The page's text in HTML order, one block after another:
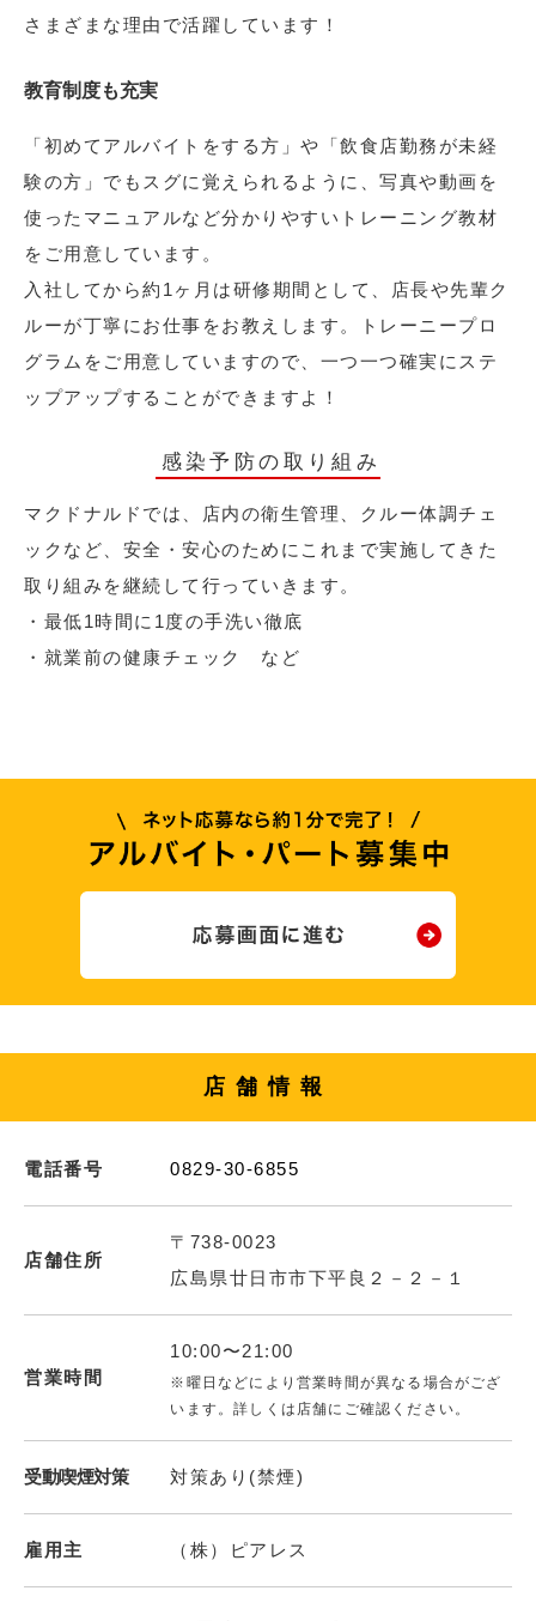
さまざまな理由で活躍しています！
教育制度も充実
「初めてアルバイトをする方」や「飲食店勤務が未経
験の方」でもスグに覚えられるように、写真や動画を
使ったマニュアルなど分かりやすいトレーニング教材
をご用意しています。
入社してから約1ヶ月は研修期間として、店長や先輩ク
ルーが丁寧にお仕事をお教えします。トレーニープロ
グラムをご用意していますので、一つ一つ確実にステ
ップアップすることができますよ！
感染予防の取り組み
マクドナルドでは、店内の衛生管理、クルー体調チェ
ックなど、安全・安心のためにこれまで実施してきた
取り組みを継続して行っていきます。
・最低1時間に1度の手洗い徹底
・就業前の健康チェック など
店舗情報
電話番号 0829-30-6855
店舗住所
〒738-0023
広島県廿日市市下平良２－２－１
営業時間
10:00〜21:00
※曜日などにより営業時間が異なる場合がござ
います。詳しくは店舗にご確認ください。
受動喫煙対策 対策あり(禁煙)
雇用主 （株）ピアレス